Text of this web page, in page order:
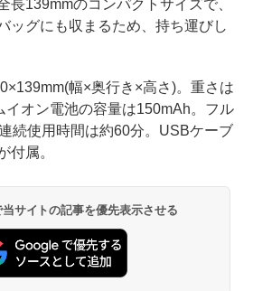
長139mmのコンパクトサイズで、
ッグにも収まるため、持ち運びし
幅×奥行き×高さ)。重さは
イオン電池の容量は150mAh。フル
続使用時間は約60分。USBケーブ
付属。
サイトの記事を優先表示させる